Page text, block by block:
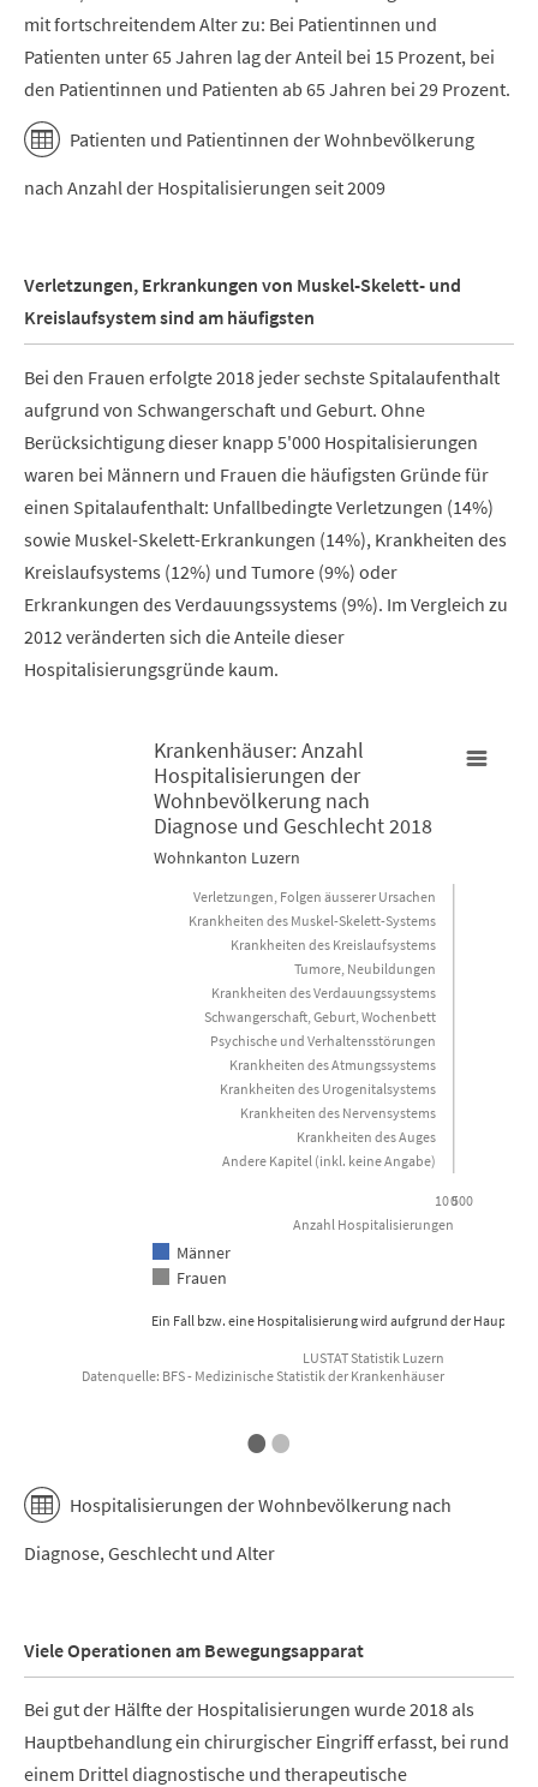
mit fortschreitendem Alter zu: Bei Patientinnen und
Patienten unter 65 Jahren lag der Anteil bei 15 Prozent, bei
den Patientinnen und Patienten ab 65 Jahren bei 29 Prozent.
Patienten und Patientinnen der Wohnbevölkerung
nach Anzahl der Hospitalisierungen seit 2009
Verletzungen, Erkrankungen von Muskel-Skelett- und
Kreislaufsystem sind am häufigsten
Bei den Frauen erfolgte 2018 jeder sechste Spitalaufenthalt
aufgrund von Schwangerschaft und Geburt. Ohne
Berücksichtigung dieser knapp 5'000 Hospitalisierungen
waren bei Männern und Frauen die häufigsten Gründe für
einen Spitalaufenthalt: Unfallbedingte Verletzungen (14%)
sowie Muskel-Skelett-Erkrankungen (14%), Krankheiten des
Kreislaufsystems (12%) und Tumore (9%) oder
Erkrankungen des Verdauungssystems (9%). Im Vergleich zu
2012 veränderten sich die Anteile dieser
Hospitalisierungsgründe kaum.
Krankenhäuser: Anzahl Hospitalisierungen der
Bar chart with 2 data series.
Wohnkanton Luzern
View as data table, Krankenhäuser: Anzahl
The chart has 1 X axis displaying categories.
The chart has 1 Y axis displaying Anzahl Hospitalisierungen.
Ein Fall bzw. eine Hospitalisierung wird aufgrund der
Anzahl Hospitalisierungen
Krankenhäuser: Anzahl
Hospitalisierungen der
Wohnbevölkerung nach
Diagnose und Geschlecht 2018
Wohnkanton Luzern
Männer
Frauen
0
10 500
Verletzungen, Folgen äusserer Ursachen
Krankheiten des Muskel-Skelett-Systems
Krankheiten des Kreislaufsystems
Tumore, Neubildungen
Krankheiten des Verdauungssystems
Schwangerschaft, Geburt, Wochenbett
Psychische und Verhaltensstörungen
Krankheiten des Atmungssystems
Krankheiten des Urogenitalsystems
Krankheiten des Nervensystems
Krankheiten des Auges
Andere Kapitel (inkl. keine Angabe)
LUSTAT Statistik Luzern
Datenquelle: BFS - Medizinische Statistik der Krankenhäuser
••
Hospitalisierungen der Wohnbevölkerung nach
Diagnose, Geschlecht und Alter
Viele Operationen am Bewegungsapparat
Bei gut der Hälfte der Hospitalisierungen wurde 2018 als
Hauptbehandlung ein chirurgischer Eingriff erfasst, bei rund
einem Drittel diagnostische und therapeutische